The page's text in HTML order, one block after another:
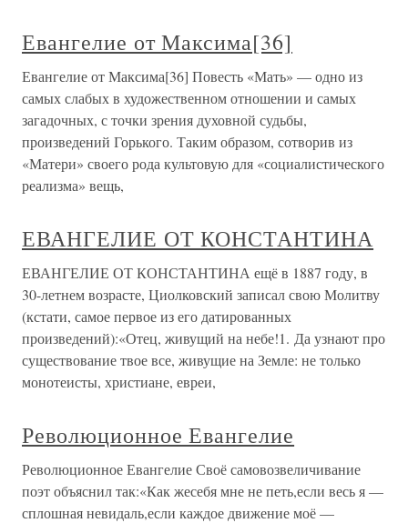
Евангелие от Максима[36]
Евангелие от Максима[36] Повесть «Мать» — одно из
самых слабых в художественном отношении и самых
загадочных, с точки зрения духовной судьбы,
произведений Горького. Таким образом, сотворив из
«Матери» своего рода культовую для «социалистического
реализма» вещь,
ЕВАНГЕЛИЕ ОТ КОНСТАНТИНА
ЕВАНГЕЛИЕ ОТ КОНСТАНТИНА ещё в 1887 году, в
30-летнем возрасте, Циолковский записал свою Молитву
(кстати, самое первое из его датированных
произведений):«Отец, живущий на небе!1. Да узнают про
существование твое все, живущие на Земле: не только
монотеисты, христиане, евреи,
Революционное Евангелие
Революционное Евангелие Своё самовозвеличивание
поэт объяснил так:«Как жесебя мне не петь,если весь я —
сплошная невидаль,если каждое движение моё —